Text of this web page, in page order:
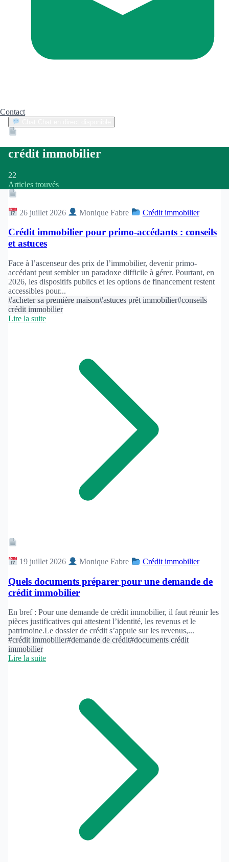
Contact
crédit immobilier
22
Articles trouvés
26 juillet 2026
Monique Fabre Crédit immobilier
Crédit immobilier pour primo-accédants : conseils
et astuces
Face à l’ascenseur des prix de l’immobilier, devenir primo-
accédant peut sembler un paradoxe difficile à gérer. Pourtant, en
2026, les dispositifs publics et les options de financement restent
accessibles pour...
#acheter sa première maison#astuces prêt immobilier#conseils
crédit immobilier
Lire la suite
19 juillet 2026
Monique Fabre Crédit immobilier
Quels documents préparer pour une demande de
crédit immobilier
En bref : Pour une demande de crédit immobilier, il faut réunir les
pièces justificatives qui attestent l’identité, les revenus et le
patrimoine.Le dossier de crédit s’appuie sur les revenus,...
#crédit immobilier#demande de crédit#documents crédit
immobilier
Lire la suite